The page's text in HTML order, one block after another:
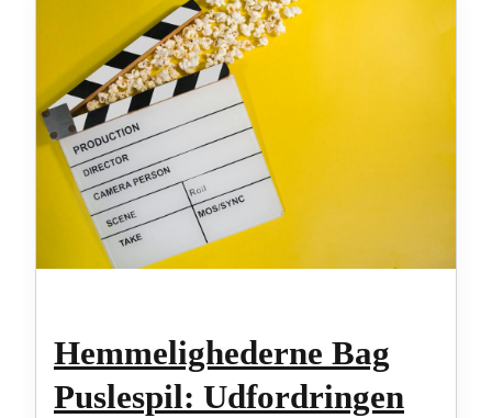
Hemmelighederne Bag
Puslespil: Udfordringen